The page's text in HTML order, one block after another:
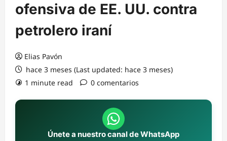
ofensiva de EE. UU. contra
petrolero iraní
Elias Pavón
hace 3 meses (Last updated: hace 3 meses)
1 minute read
0 comentarios
Únete a nuestro canal de WhatsApp